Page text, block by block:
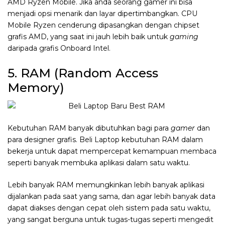
AMD Ryzen Mobile. Jika anda seorang gamer ini bisa
menjadi opsi menarik dan layar dipertimbangkan. CPU
Mobile Ryzen cenderung dipasangkan dengan chipset
grafis AMD, yang saat ini jauh lebih baik untuk gaming
daripada grafis Onboard Intel.
5. RAM (Random Access
Memory)
Kebutuhan RAM banyak dibutuhkan bagi para gamer dan
para designer grafis. Beli Laptop kebutuhan RAM dalam
bekerja untuk dapat mempercepat kemampuan membaca
seperti banyak membuka aplikasi dalam satu waktu.
Lebih banyak RAM memungkinkan lebih banyak aplikasi
dijalankan pada saat yang sama, dan agar lebih banyak data
dapat diakses dengan cepat oleh sistem pada satu waktu,
yang sangat berguna untuk tugas-tugas seperti mengedit